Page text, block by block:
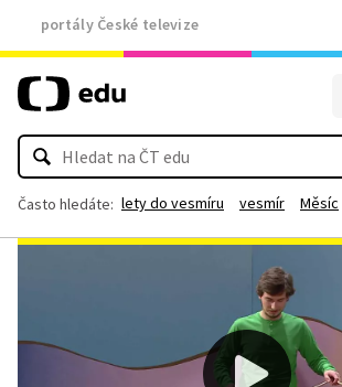
portály České televize
Často hledáte: lety do vesmíru vesmír Měsíc